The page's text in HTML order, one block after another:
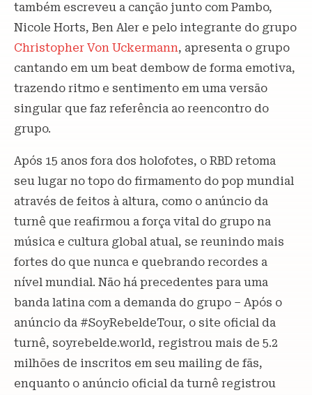
também escreveu a canção junto com Pambo,
Nicole Horts, Ben Aler e pelo integrante do grupo
Christopher Von Uckermann, apresenta o grupo
cantando em um beat dembow de forma emotiva,
trazendo ritmo e sentimento em uma versão
singular que faz referência ao reencontro do
grupo.
Após 15 anos fora dos holofotes, o RBD retoma
seu lugar no topo do firmamento do pop mundial
através de feitos à altura, como o anúncio da
turnê que reafirmou a força vital do grupo na
música e cultura global atual, se reunindo mais
fortes do que nunca e quebrando recordes a
nível mundial. Não há precedentes para uma
banda latina com a demanda do grupo – Após o
anúncio da #SoyRebeldeTour, o site oficial da
turnê, soyrebelde.world, registrou mais de 5.2
milhões de inscritos em seu mailing de fãs,
enquanto o anúncio oficial da turnê registrou